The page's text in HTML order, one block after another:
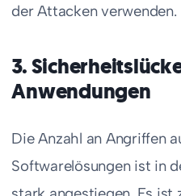
der Attacken verwenden.
3.
Anwendungen
Die Anzahl an Angriffen
Softwarelösungen ist in